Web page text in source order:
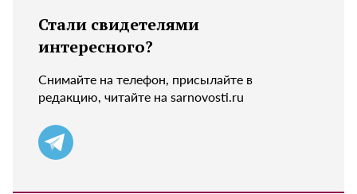
Стали свидетелями
интересного?
Снимайте на телефон, присылайте в
редакцию, читайте на sarnovosti.ru